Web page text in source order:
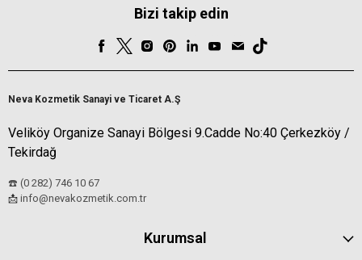
Bizi takip edin
Neva Kozmetik Sanayi ve Ticaret A.Ş
Veliköy Organize Sanayi Bölgesi 9.Cadde No:40 Çerkezköy /
Tekirdağ
☎️ (0 282) 746 10 67
📩 info@nevakozmetik.com.tr
Kurumsal